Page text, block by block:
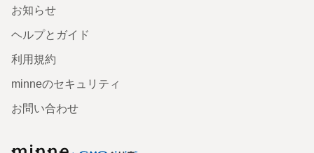
お知らせ
ヘルプとガイド
利用規約
minneのセキュリティ
お問い合わせ